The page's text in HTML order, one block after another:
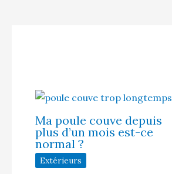
Ma poule couve depuis
plus d’un mois est-ce
normal ?
Extérieurs